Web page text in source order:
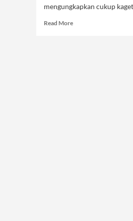
mengungkapkan cukup
Read MoreRead